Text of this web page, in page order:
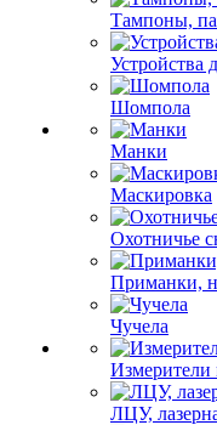
Тампоны,
Устройства
Шомпола
Манки
Маскировка
Охотничье
Приманки,
Чучела
Измерители
ЛЦУ,